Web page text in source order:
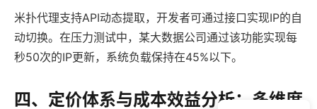
米扑代理支持API动态提取，开发者可通过接口实现IP的自
动切换。在压力测试中，某大数据公司通过该功能实现每
秒50次的IP更新，系统负载保持在45%以下。
四、定价体系与成本效益分析：多维度